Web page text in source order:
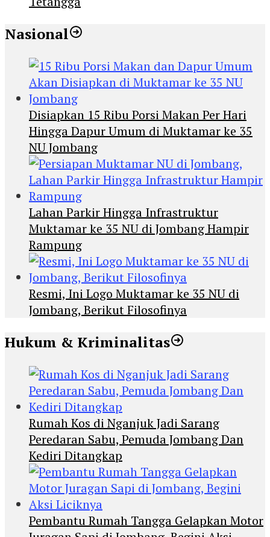
Nasional
Disiapkan 15 Ribu Porsi Makan Per Hari
Hingga Dapur Umum di Muktamar ke 35
NU Jombang
Lahan Parkir Hingga Infrastruktur
Muktamar ke 35 NU di Jombang Hampir
Rampung
Resmi, Ini Logo Muktamar ke 35 NU di
Jombang, Berikut Filosofinya
Hukum & Kriminalitas
Rumah Kos di Nganjuk Jadi Sarang
Peredaran Sabu, Pemuda Jombang Dan
Kediri Ditangkap
Pembantu Rumah Tangga Gelapkan Motor